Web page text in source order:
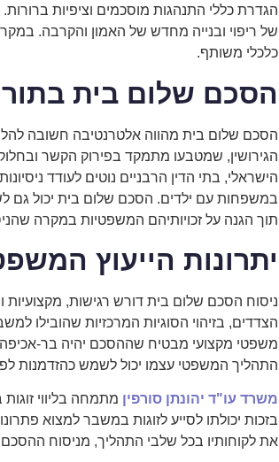
הגדרת כללי התנהגות מוסכמים וציפיות
של ריפוי ובנייה מחדש של האמון והקרבה.
כלכלי משותף.
הסכם שלום בית בתור
הסכם שלום בית מהווה אלטרנטיבה חשובה
הגירושין, שמטבעו מתמקד בפירוק הקשר
הישראלי, בתי הדין הרבניים נוטים לעודד
במשפחות עם ילדים. הסכם שלום בית יכול גם
תוך הגנה על זכויותיהם המשפטיות במקרה
יתרונות הייעוץ
ניסוח הסכם שלום בית דורש רגישות, מקצועיות
הצדדים, בזיהוי הסוגיות המרכזיות שהובילו
משפטי מקצועי מבטיח שההסכם יהיה בר-אכיפה
התהליך המשפטי עצמו יכול לשמש כהזדמנות
משרד עו"ד יהונתן סורפין מתמחה בליווי
בזכות יכולתו לסייע לזוגות במשבר למצוא
את לקוחותיו בכל שלבי התהליך, מניסוח